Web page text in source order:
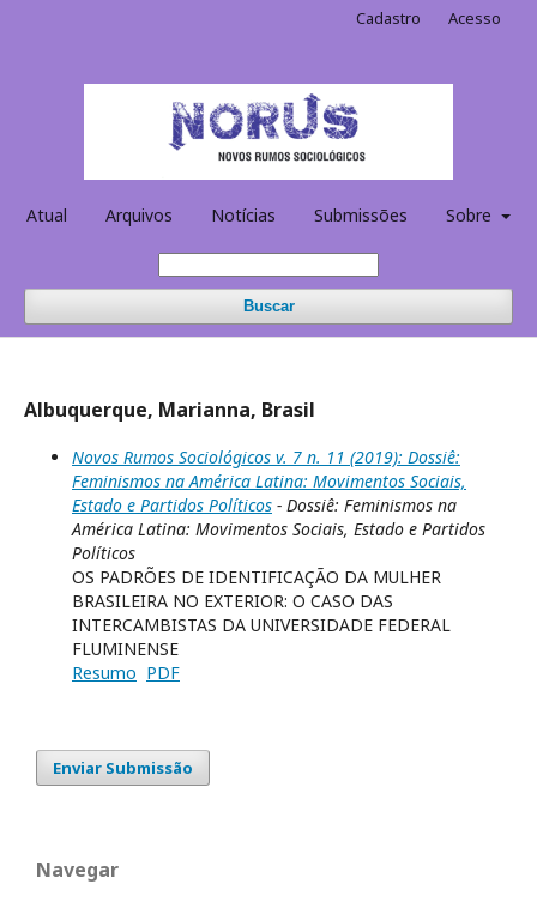
Atual Arquivos Notícias Submissões Sobre
Buscar
Cadastro Acesso
Albuquerque, Marianna, Brasil
Novos Rumos Sociológicos v. 7 n. 11 (2019): Dossiê:
Feminismos na América Latina: Movimentos Sociais,
Estado e Partidos Políticos - Dossiê: Feminismos na
América Latina: Movimentos Sociais, Estado e Partidos
Políticos
OS PADRÕES DE IDENTIFICAÇÃO DA MULHER
BRASILEIRA NO EXTERIOR: O CASO DAS
INTERCAMBISTAS DA UNIVERSIDADE FEDERAL
FLUMINENSE
Resumo PDF
Enviar Submissão
Navegar